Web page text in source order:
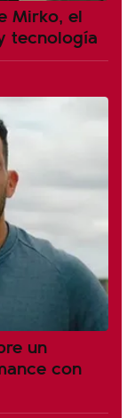
Mirko, el
tecnología
un
con